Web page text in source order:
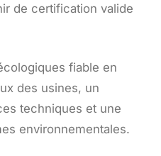
de certification valide
fiable en
des usines, un
techniques et une
environnementales.